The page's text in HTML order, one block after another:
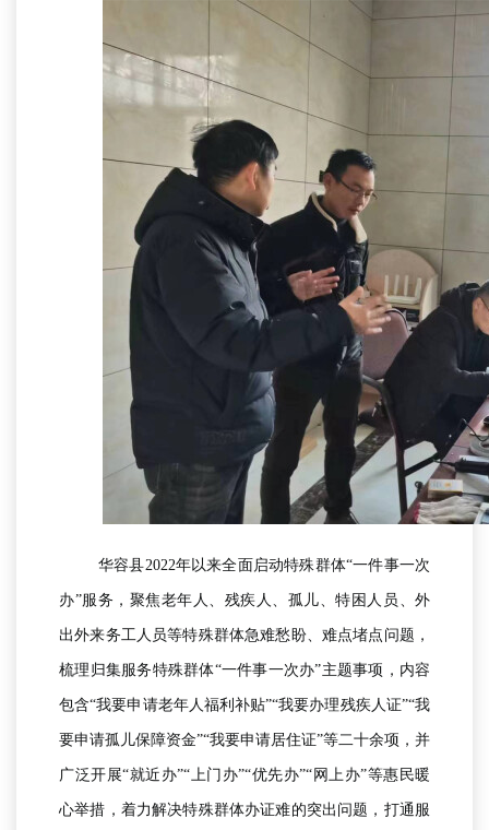
华容县2022年以来全面启动特殊群体“一件事一次
办”服务，聚焦老年人、 残疾人 、孤儿、特困人员、外
出外来务工人员等特殊群体急难愁盼、难点堵点问题，
梳理归集服务特殊群体“一件事一次办”主题事项，内容
包含“我要申请老年人福利补贴”“我要办理残疾人证”“我
要申请孤儿保障资金”“我要申请居住证”等二十余项，并
广泛开展“就近办”“上门办”“优先办”“网上办”等惠民暖
心举措，着力解决特殊群体办证难的突出问题，打通服